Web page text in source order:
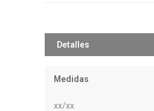
Detalles
Medidas
xx/xx